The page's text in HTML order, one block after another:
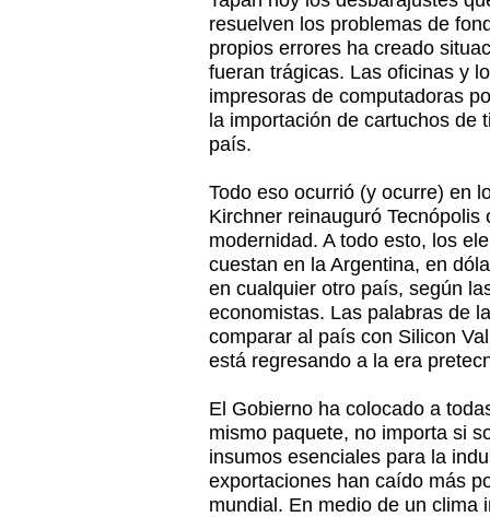
resuelven los problemas de
propios errores ha creado
fueran trágicas. Las oficinas y
impresoras de computadoras
la importación de cartuchos de
país.
Todo eso ocurrió (y ocurre) en
Kirchner reinauguró
modernidad. A todo esto, los
cuestan en la Argentina, en
en cualquier otro país, según
economistas. Las palabras de
comparar al país con Silicon
está regresando a la era
El Gobierno ha colocado a
mismo paquete, no importa si
insumos esenciales para la
exportaciones han caído más
mundial. En medio de un clima